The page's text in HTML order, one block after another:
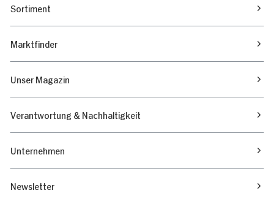
Sortiment
Marktfinder
Unser Magazin
Verantwortung & Nachhaltigkeit
Unternehmen
Newsletter